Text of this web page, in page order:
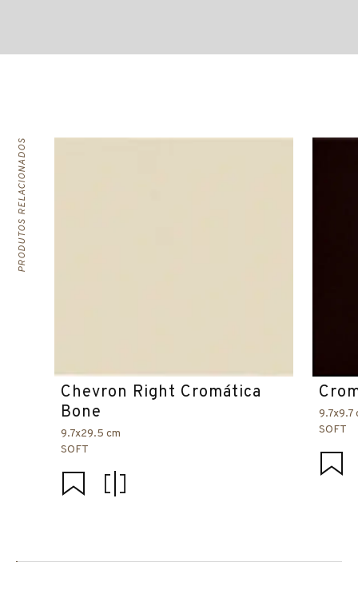
PRODUTOS RELACIONADOS
Chevron Right Cromática
Bone
9.7x29.5 cm
SOFT
9.7x9.7
SOFT